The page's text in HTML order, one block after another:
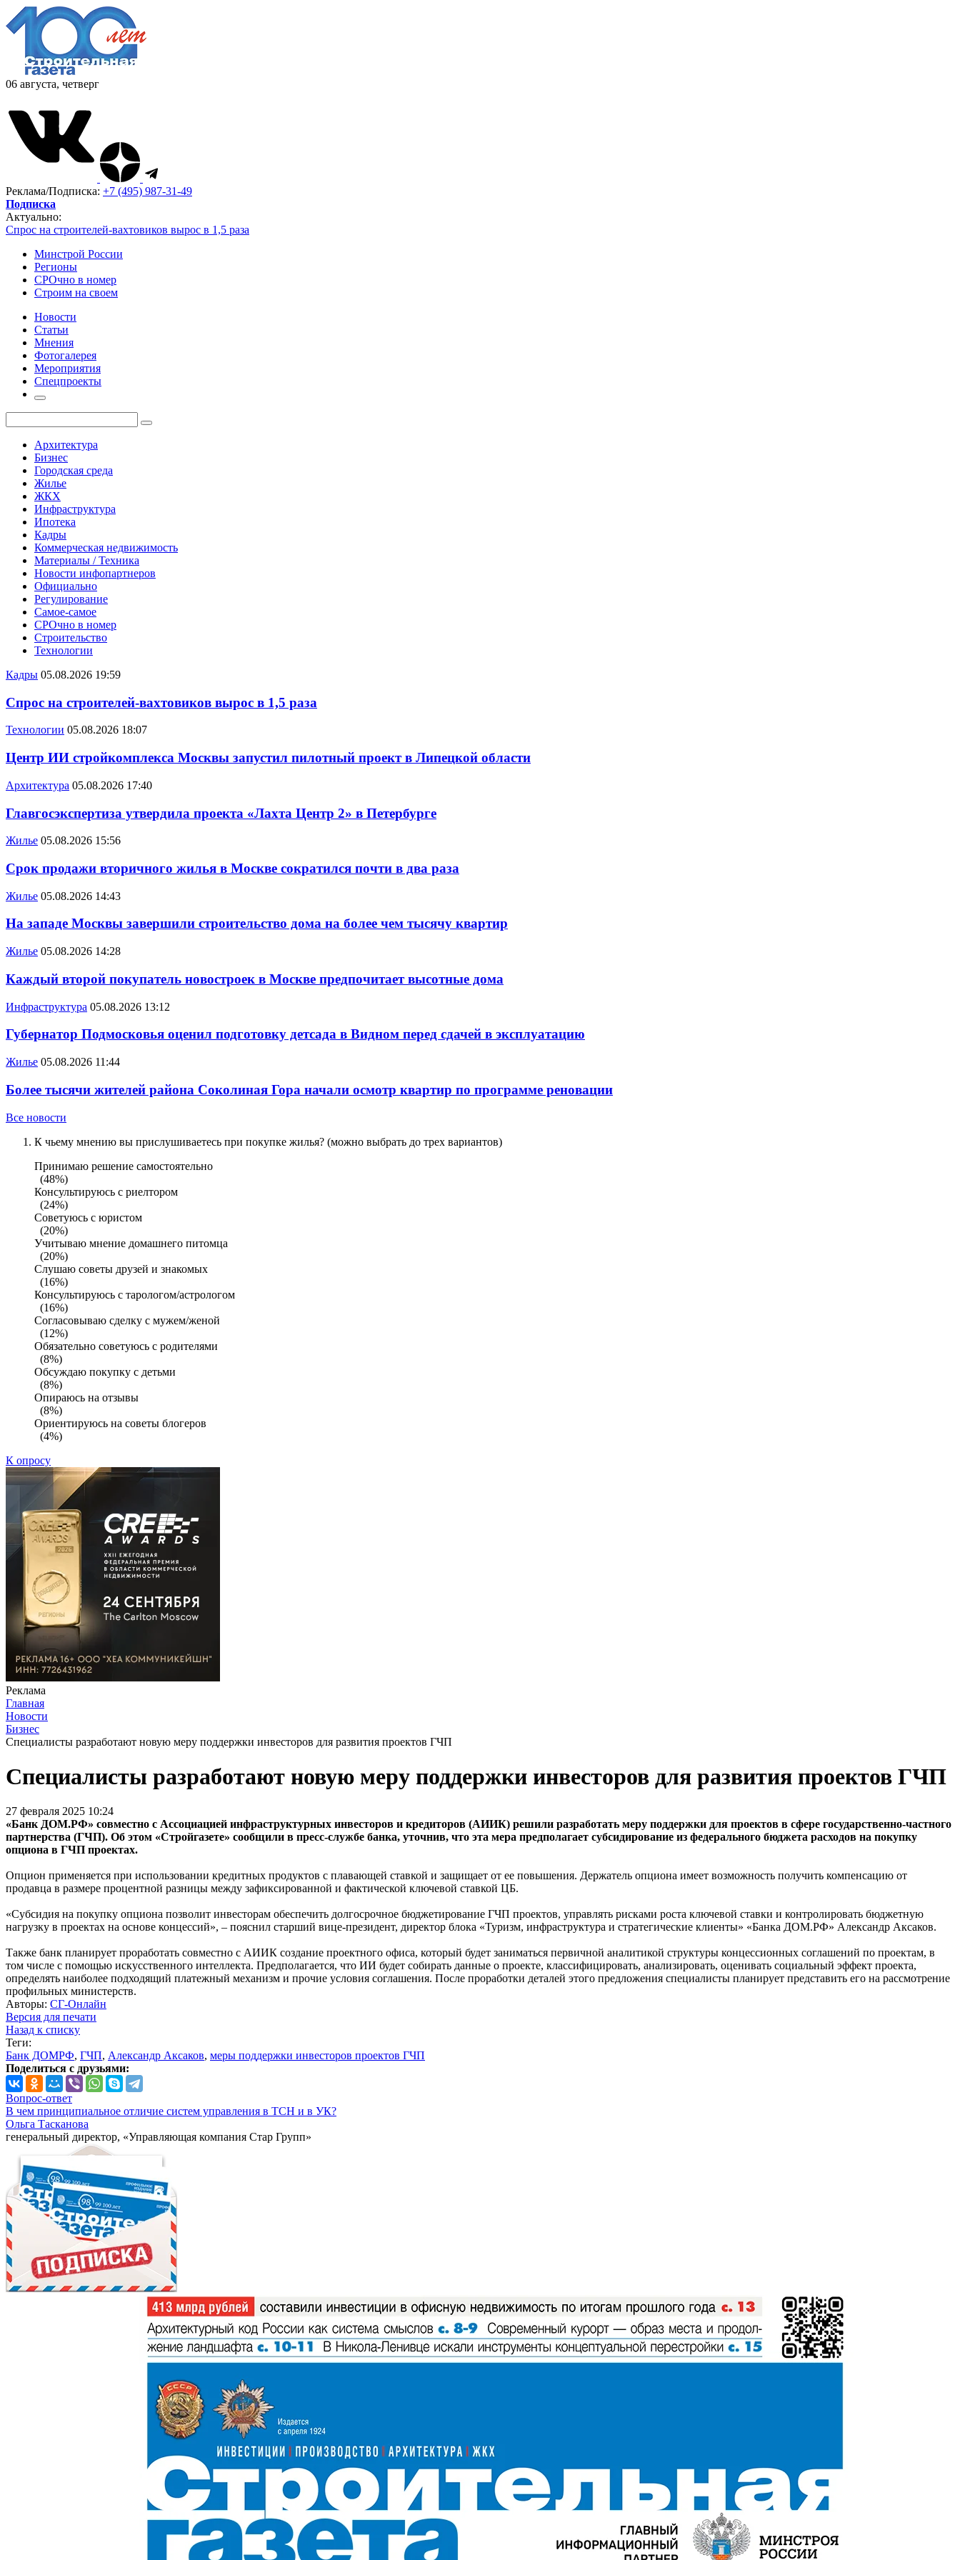
06 августа, четверг
Реклама/Подписка: +7 (495) 987-31-49
Подписка
Актуально:
Спрос на строителей-вахтовиков вырос в 1,5 раза
Минстрой России
Регионы
СРОчно в номер
Строим на своем
Новости
Статьи
Мнения
Фотогалерея
Мероприятия
Спецпроекты
Архитектура
Бизнес
Городская среда
Жилье
ЖКХ
Инфраструктура
Ипотека
Кадры
Коммерческая недвижимость
Материалы / Техника
Новости инфопартнеров
Официально
Регулирование
Самое-самое
СРОчно в номер
Строительство
Технологии
Кадры 05.08.2026 19:59
Спрос на строителей-вахтовиков вырос в 1,5 раза
Технологии 05.08.2026 18:07
Центр ИИ стройкомплекса Москвы запустил пилотный проект в Липецкой области
Архитектура 05.08.2026 17:40
Главгосэкспертиза утвердила проекта «Лахта Центр 2» в Петербурге
Жилье 05.08.2026 15:56
Срок продажи вторичного жилья в Москве сократился почти в два раза
Жилье 05.08.2026 14:43
На западе Москвы завершили строительство дома на более чем тысячу квартир
Жилье 05.08.2026 14:28
Каждый второй покупатель новостроек в Москве предпочитает высотные дома
Инфраструктура 05.08.2026 13:12
Губернатор Подмосковья оценил подготовку детсада в Видном перед сдачей в эксплуатацию
Жилье 05.08.2026 11:44
Более тысячи жителей района Соколиная Гора начали осмотр квартир по программе реновации
Все новости
К чьему мнению вы прислушиваетесь при покупке жилья? (можно выбрать до трех вариантов)
Принимаю решение самостоятельно
(48%)
Консультируюсь с риелтором
(24%)
Советуюсь с юристом
(20%)
Учитываю мнение домашнего питомца
(20%)
Слушаю советы друзей и знакомых
(16%)
Консультируюсь с тарологом/астрологом
(16%)
Согласовываю сделку с мужем/женой
(12%)
Обязательно советуюсь с родителями
(8%)
Обсуждаю покупку с детьми
(8%)
Опираюсь на отзывы
(8%)
Ориентируюсь на советы блогеров
(4%)
К опросу
Реклама
Главная
Новости
Бизнес
Специалисты разработают новую меру поддержки инвесторов для развития проектов ГЧП
Специалисты разработают новую меру поддержки инвесторов для развития проектов ГЧП
27 февраля 2025 10:24
«Банк ДОМ.РФ» совместно с Ассоциацией инфраструктурных инвесторов и кредиторов (АИИК) решили разработать меру поддержки для проектов в сфере государственно-частного
партнерства (ГЧП). Об этом «Стройгазете» сообщили в пресс-службе банка, уточнив, что эта мера предполагает субсидирование из федерального бюджета расходов на покупку
опциона в ГЧП проектах.
Опцион применяется при использовании кредитных продуктов с плавающей ставкой и защищает от ее повышения. Держатель опциона имеет возможность получить компенсацию от
продавца в размере процентной разницы между зафиксированной и фактической ключевой ставкой ЦБ.
«Субсидия на покупку опциона позволит инвесторам обеспечить долгосрочное бюджетирование ГЧП проектов, управлять рисками роста ключевой ставки и контролировать бюджетную
нагрузку в проектах на основе концессий», – пояснил старший вице-президент, директор блока «Туризм, инфраструктура и стратегические клиенты» «Банка ДОМ.РФ» Александр Аксаков.
Также банк планирует проработать совместно с АИИК создание проектного офиса, который будет заниматься первичной аналитикой структуры концессионных соглашений по проектам, в
том числе с помощью искусственного интеллекта. Предполагается, что ИИ будет собирать данные о проекте, классифицировать, анализировать, оценивать социальный эффект проекта,
определять наиболее подходящий платежный механизм и прочие условия соглашения. После проработки деталей этого предложения специалисты планирует представить его на рассмотрение
профильных министерств.
Авторы: СГ-Онлайн
Версия для печати
Назад к списку
Теги:
Банк ДОМРФ, ГЧП, Александр Аксаков, меры поддержки инвесторов проектов ГЧП
Поделиться с друзьями:
Вопрос-ответ
В чем принципиальное отличие систем управления в ТСН и в УК?
Ольга Тасканова
генеральный директор, «Управляющая компания Стар Групп»